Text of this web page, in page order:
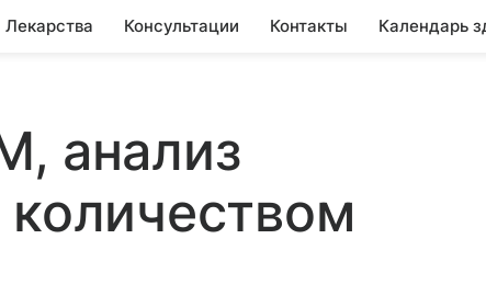
Лекарства Консультации Контакты Календарь
анализ